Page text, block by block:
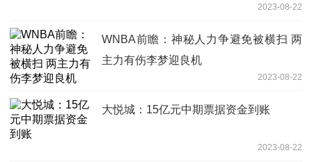
2023-08-22
WNBA前瞻：神秘人力争避免被横扫 两
主力有伤李梦迎良机
2023-08-22
大悦城：15亿元中期票据资金到账
2023-08-22